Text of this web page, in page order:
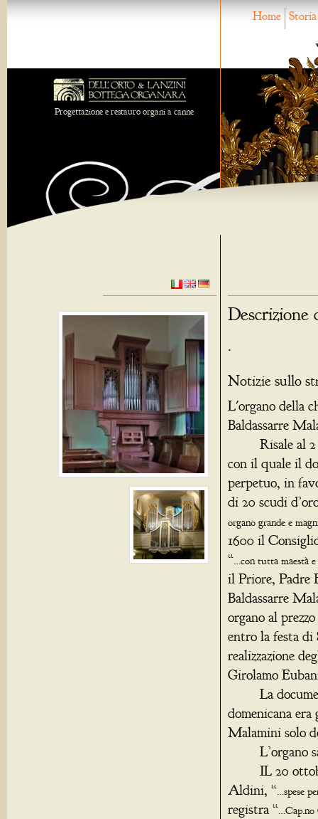
Home Storia
Progettazione e restauro organi a canne
.
Notizie sullo
L'organo della
Baldassarre
Risale al 2
con il quale il
perpetuo, in
di 20 scudi
organo grande e
1600 il
“…con tutta maestà
il Priore, Padre
Baldassarre
organo al
entro la festa di
realizzazione
Girolamo
La
domenicana
Malamini solo
L’organo
IL 20 ottobre
Aldini, “…spese
registra “…Cap.no